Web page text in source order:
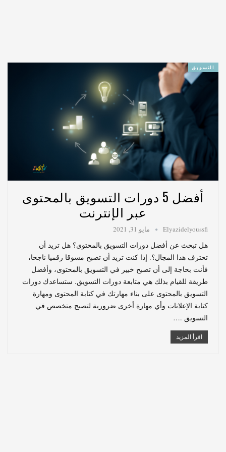
التسويق
أفضل 5 دورات التسويق بالمحتوى
عبر الإنترنت
Elyazidelyoussfi مايو 31, 2021
هل تبحث عن أفضل دورات التسويق بالمحتوى؟ هل تريد أن
تحترف هذا المجال؟. إذا كنت تريد أن تصبح مسوقا رقميا ناجحا،
فأنت بحاجة إلى أن تصبح خبير في التسويق بالمحتوى، وأفضل
طريقة للقيام بذلك هي متابعة دورات التسويق. ستساعدك دورات
التسويق بالمحتوى على بناء مهارتك في كتابة المحتوى ومهارة
كتابة الإعلانات وأي مهارة أخرى ضرورية لتصبح متخصص في
التسويق .…
اقرأ المزيد